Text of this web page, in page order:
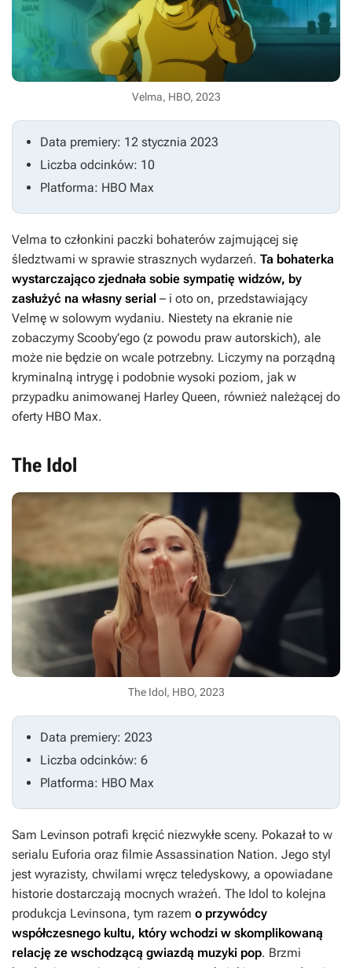
Velma, HBO, 2023
Data premiery: 12 stycznia 2023
Liczba odcinków: 10
Platforma: HBO Max
Velma to członkini paczki bohaterów zajmującej się
śledztwami w sprawie strasznych wydarzeń. Ta bohaterka
wystarczająco zjednała sobie sympatię widzów, by
zasłużyć na własny serial – i oto on, przedstawiający
Velmę w solowym wydaniu. Niestety na ekranie nie
zobaczymy Scooby’ego (z powodu praw autorskich), ale
może nie będzie on wcale potrzebny. Liczymy na porządną
kryminalną intrygę i podobnie wysoki poziom, jak w
przypadku animowanej Harley Queen, również należącej do
oferty HBO Max.
The Idol
The Idol, HBO, 2023
Data premiery: 2023
Liczba odcinków: 6
Platforma: HBO Max
Sam Levinson potrafi kręcić niezwykłe sceny. Pokazał to w
serialu Euforia oraz filmie Assassination Nation. Jego styl
jest wyrazisty, chwilami wręcz teledyskowy, a opowiadane
historie dostarczają mocnych wrażeń. The Idol to kolejna
produkcja Levinsona, tym razem o przywódcy
współczesnego kultu, który wchodzi w skomplikowaną
relację ze wschodzącą gwiazdą muzyki pop. Brzmi